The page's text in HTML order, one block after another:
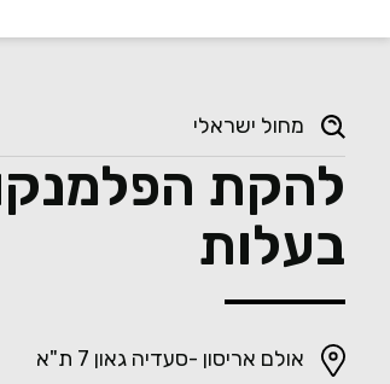
מחול ישראלי
להקת
בעלות
אולם אריסון -סעדיה גאון 7 ת"א